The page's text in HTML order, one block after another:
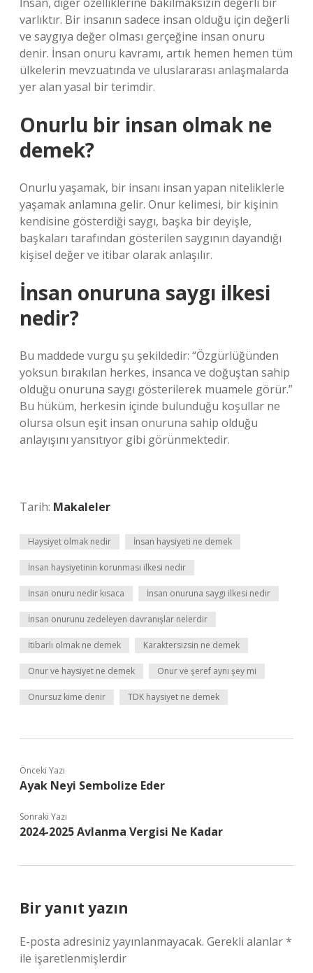
varlıktır. Bir insanın sadece insan olduğu için değerli
ve saygıya değer olması gerçeğine insan onuru
denir. İnsan onuru kavramı, artık hemen hemen tüm
ülkelerin mevzuatında ve uluslararası anlaşmalarda
yer alan yasal bir terimdir.
Onurlu bir insan olmak ne
demek?
Onurlu yaşamak, bir insanı insan yapan niteliklerle
yaşamak anlamına gelir. Onur kelimesi, bir kişinin
kendisine gösterdiği saygı, başka bir deyişle,
başkaları tarafından gösterilen saygının dayandığı
kişisel değer ve itibar olarak anlaşılır.
İnsan onuruna saygı ilkesi
nedir?
Bu maddede vurgu şu şekildedir: “Özgürlüğünden
yoksun bırakılan herkes, insanca ve doğuştan sahip
olduğu onuruna saygı gösterilerek muamele görür.”
Bu hüküm, herkesin içinde bulunduğu koşullar ne
olursa olsun eşit insan onuruna sahip olduğu
anlayışını yansıtıyor gibi görünmektedir.
Tarih: Makaleler
Haysiyet olmak nedir İnsan haysiyeti ne demek
İnsan haysiyetinin korunması ilkesi nedir
İnsan onuru nedir kısaca İnsan onuruna saygı ilkesi nedir
İnsan onurunu zedeleyen davranışlar nelerdir
İtibarlı olmak ne demek Karaktersizsin ne demek
Onur ve haysiyet ne demek Onur ve şeref aynı şey mi
Onursuz kime denir TDK haysiyet ne demek
Önceki Yazı
Ayak Neyi Sembolize Eder
Sonraki Yazı
2024-2025 Avlanma Vergisi Ne Kadar
Bir yanıt yazın
E-posta adresiniz yayınlanmayacak. Gerekli alanlar*
ile işaretlenmişlerdir